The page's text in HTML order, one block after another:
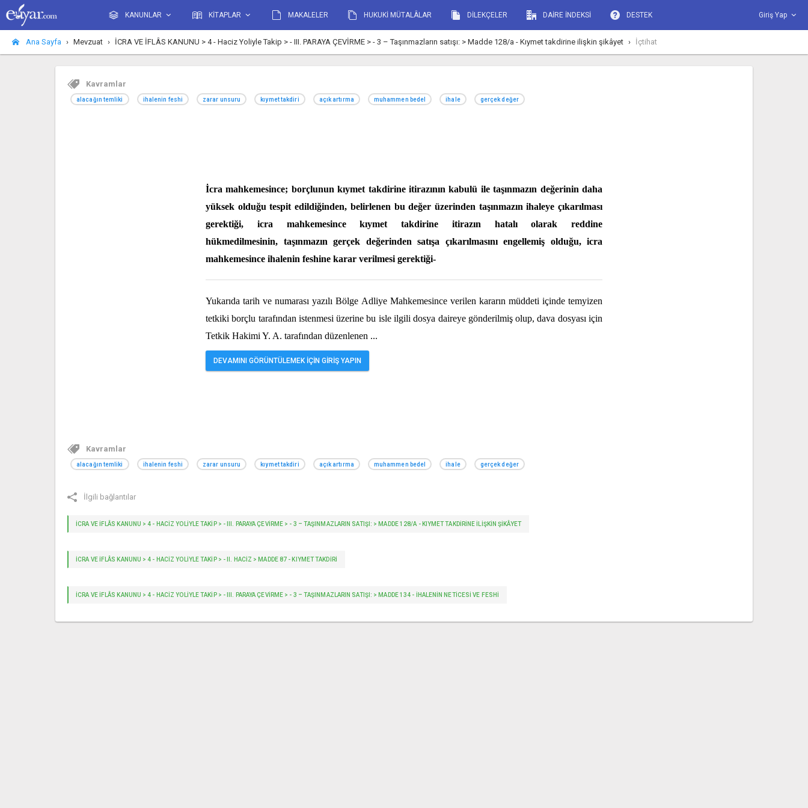
KANUNLAR KİTAPLAR MAKALELER HUKUKİ MÜTALÂLAR DİLEKÇELER DAİRE İNDEKSİ DESTEK Giriş Yap
Ana Sayfa Mevzuat İCRA VE İFLÂS KANUNU > 4 - Haciz Yoliyle Takip > - III. PARAYA ÇEVİRME > - 3 – Taşınmazların satışı: > Madde 128/a - Kıymet takdirine ilişkin şikâyet İçtihat
Kavramlar
alacağın temliki ihalenin feshi zarar unsuru kıymet takdiri açık artırma muhammen bedel ihale gerçek değer
İcra mahkemesince; borçlunun kıymet takdirine itirazının kabulü ile taşınmazın değerinin daha
yüksek olduğu tespit edildiğinden, belirlenen bu değer üzerinden taşınmazın ihaleye çıkarılması
gerektiği, icra mahkemesince kıymet takdirine itirazın hatalı olarak reddine
hükmedilmesinin, taşınmazın gerçek değerinden satışa çıkarılmasını engellemiş olduğu, icra
mahkemesince ihalenin feshine karar verilmesi gerektiği-
Yukarıda tarih ve numarası yazılı Bölge Adliye Mahkemesince verilen kararın müddeti içinde temyizen
tetkiki borçlu tarafından istenmesi üzerine bu isle ilgili dosya daireye gönderilmiş olup, dava dosyası için
Tetkik Hakimi Y. A. tarafından düzenlenen ...
DEVAMINI GÖRÜNTÜLEMEK İÇİN GİRİŞ YAPIN
Kavramlar
alacağın temliki ihalenin feshi zarar unsuru kıymet takdiri açık artırma muhammen bedel ihale gerçek değer
İlgili bağlantılar
İCRA VE İFLÂS KANUNU > 4 - HACIZ YOLIYLE TAKIP > - III. PARAYA ÇEVİRME > - 3 – TAŞINMAZLARIN SATIŞI: > MADDE 128/A - KIYMET TAKDIRINE ILIŞKIN ŞIKÂYET
İCRA VE İFLÂS KANUNU > 4 - HACIZ YOLIYLE TAKIP > - II. HACİZ > MADDE 87 - KIYMET TAKDIRI
İCRA VE İFLÂS KANUNU > 4 - HACIZ YOLIYLE TAKIP > - III. PARAYA ÇEVİRME > - 3 – TAŞINMAZLARIN SATIŞI: > MADDE 134 - İHALENIN NETICESI VE FESHI